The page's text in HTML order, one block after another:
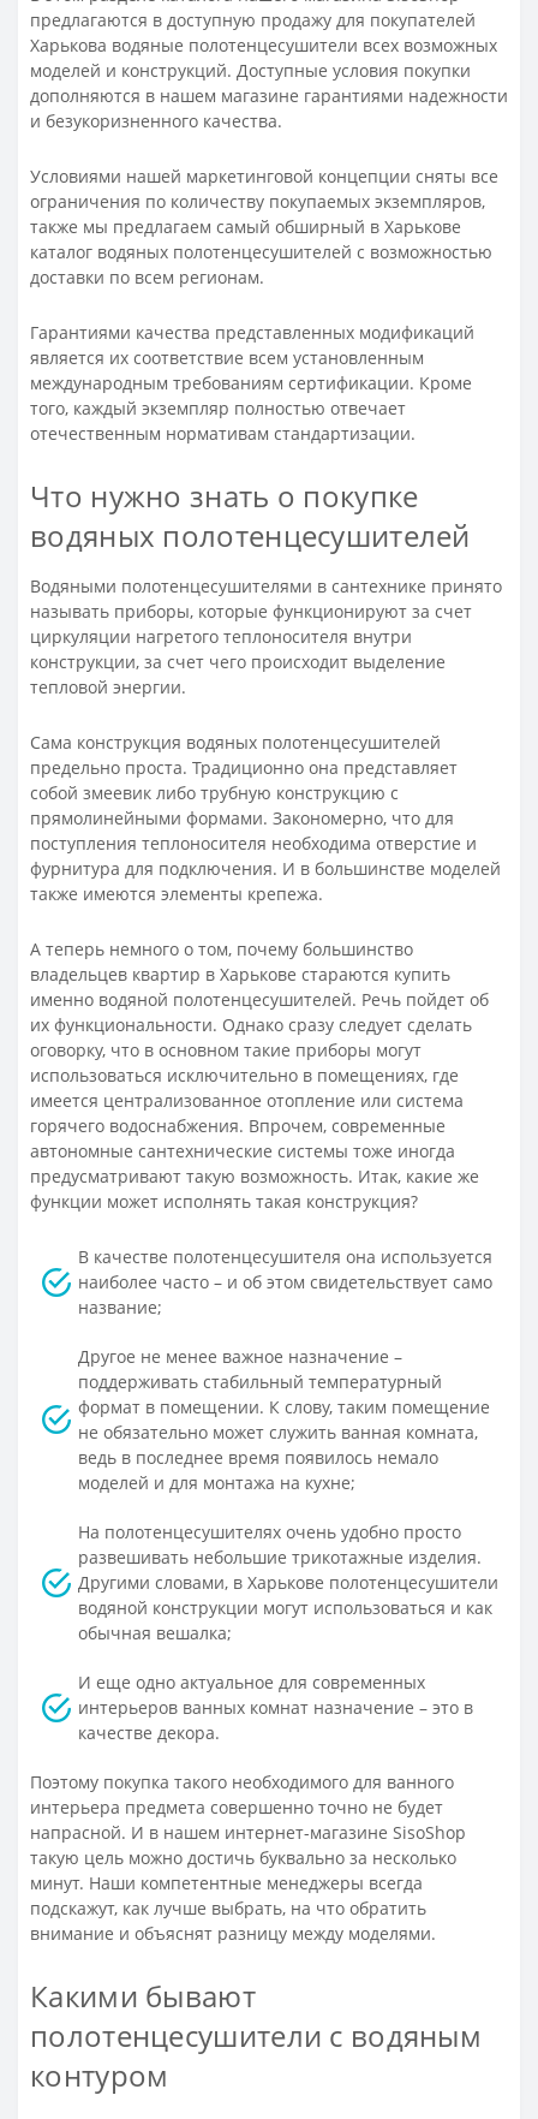
предлагаются в доступную продажу для покупателей
Харькова водяные полотенцесушители всех возможных
моделей и конструкций. Доступные условия покупки
дополняются в нашем магазине гарантиями надежности
и безукоризненного качества.
Условиями нашей маркетинговой концепции сняты все
ограничения по количеству покупаемых экземпляров,
также мы предлагаем самый обширный в Харькове
каталог водяных полотенцесушителей с возможностью
доставки по всем регионам.
Гарантиями качества представленных модификаций
является их соответствие всем установленным
международным требованиям сертификации. Кроме
того, каждый экземпляр полностью отвечает
отечественным нормативам стандартизации.
Что нужно знать о покупке
водяных полотенцесушителей
Водяными полотенцесушителями в сантехнике принято
называть приборы, которые функционируют за счет
циркуляции нагретого теплоносителя внутри
конструкции, за счет чего происходит выделение
тепловой энергии.
Сама конструкция водяных полотенцесушителей
предельно проста. Традиционно она представляет
собой змеевик либо трубную конструкцию с
прямолинейными формами. Закономерно, что для
поступления теплоносителя необходима отверстие и
фурнитура для подключения. И в большинстве моделей
также имеются элементы крепежа.
А теперь немного о том, почему большинство
владельцев квартир в Харькове стараются купить
именно водяной полотенцесушителей. Речь пойдет об
их функциональности. Однако сразу следует сделать
оговорку, что в основном такие приборы могут
использоваться исключительно в помещениях, где
имеется централизованное отопление или система
горячего водоснабжения. Впрочем, современные
автономные сантехнические системы тоже иногда
предусматривают такую возможность. Итак, какие же
функции может исполнять такая конструкция?
В качестве полотенцесушителя она используется
наиболее часто – и об этом свидетельствует само
название;
Другое не менее важное назначение –
поддерживать стабильный температурный
формат в помещении. К слову, таким помещение
не обязательно может служить ванная комната,
ведь в последнее время появилось немало
моделей и для монтажа на кухне;
На полотенцесушителях очень удобно просто
развешивать небольшие трикотажные изделия.
Другими словами, в Харькове полотенцесушители
водяной конструкции могут использоваться и как
обычная вешалка;
И еще одно актуальное для современных
интерьеров ванных комнат назначение – это в
качестве декора.
Поэтому покупка такого необходимого для ванного
интерьера предмета совершенно точно не будет
напрасной. И в нашем интернет-магазине SisoShop
такую цель можно достичь буквально за несколько
минут. Наши компетентные менеджеры всегда
подскажут, как лучше выбрать, на что обратить
внимание и объяснят разницу между моделями.
Какими бывают
полотенцесушители с водяным
контуром